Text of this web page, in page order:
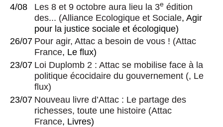
4/08
Les 8 et 9 octobre aura lieu la 3e édition
des... (Alliance Ecologique et Sociale, Agir
pour la justice sociale et écologique)
26/07 Pour agir, Attac a besoin de vous ! (Attac
France, Le flux)
23/07 Loi Duplomb 2 : Attac se mobilise face à la
politique écocidaire du gouvernement (, Le
flux)
23/07 Nouveau livre d’Attac : Le partage des
richesses, toute une histoire (Attac
France, Livres)